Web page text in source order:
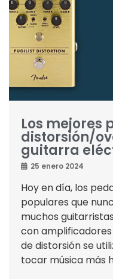
Los mejores
distorsión/
guitarra
25 enero 2024
Hoy en día, los
populares que
muchos
con
de distorsión se
tocar música más